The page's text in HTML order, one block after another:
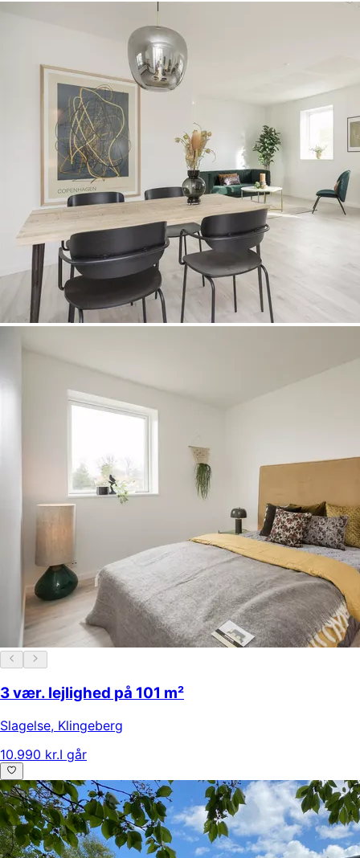
3 vær. lejlighed på 101 m²
Slagelse, Klingeberg
10.990 kr.I går